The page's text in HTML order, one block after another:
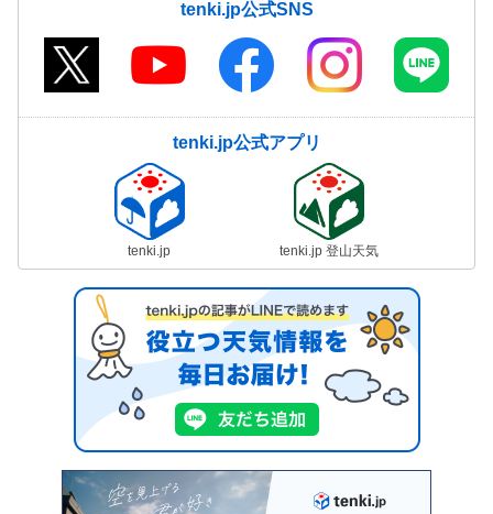
tenki.jp公式SNS
tenki.jp公式アプリ
tenki.jp tenki.jp 登山天気